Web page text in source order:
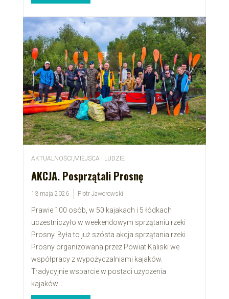
AKTUALNOŚCI ,MIEJSCA I LUDZIE
AKCJA. Posprzątali Prosnę
13 maja 2026 Piotr Jaworowski
Prawie 100 osób, w 50 kajakach i 5 łódkach
uczestniczyło w weekendowym sprzątaniu rzeki
Prosny. Była to już szósta akcja sprzątania rzeki
Prosny organizowana przez Powiat Kaliski we
współpracy z wypożyczalniami kajaków.
Tradycyjnie wsparcie w postaci użyczenia
kajaków...